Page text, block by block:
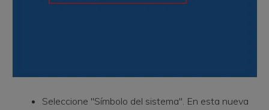
Seleccione "Símbolo del sistema". En esta nueva